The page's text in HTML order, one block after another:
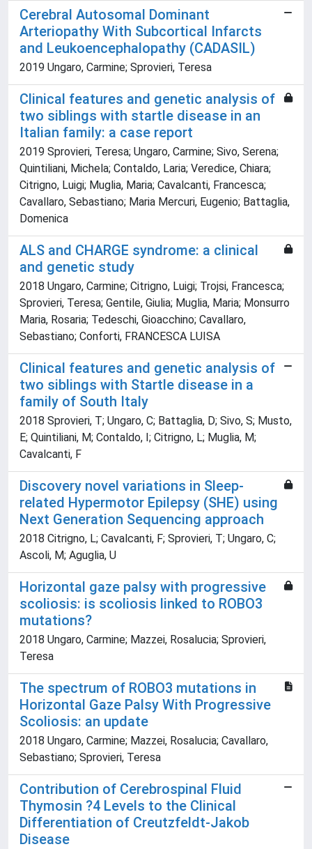
Cerebral Autosomal Dominant
Arteriopathy With Subcortical Infarcts
and Leukoencephalopathy (CADASIL)
2019 Ungaro, Carmine; Sprovieri, Teresa
Clinical features and genetic analysis of
two siblings with startle disease in an
Italian family: a case report
2019 Sprovieri, Teresa; Ungaro, Carmine; Sivo, Serena;
Quintiliani, Michela; Contaldo, Laria; Veredice, Chiara;
Citrigno, Luigi; Muglia, Maria; Cavalcanti, Francesca;
Cavallaro, Sebastiano; Maria Mercuri, Eugenio; Battaglia,
Domenica
ALS and CHARGE syndrome: a clinical
and genetic study
2018 Ungaro, Carmine; Citrigno, Luigi; Trojsi, Francesca;
Sprovieri, Teresa; Gentile, Giulia; Muglia, Maria; Monsurro
Maria, Rosaria; Tedeschi, Gioacchino; Cavallaro,
Sebastiano; Conforti, FRANCESCA LUISA
Clinical features and genetic analysis of
two siblings with Startle disease in a
family of South Italy
2018 Sprovieri, T; Ungaro, C; Battaglia, D; Sivo, S; Musto,
E; Quintiliani, M; Contaldo, I; Citrigno, L; Muglia, M;
Cavalcanti, F
Discovery novel variations in Sleep-
related Hypermotor Epilepsy (SHE) using
Next Generation Sequencing approach
2018 Citrigno, L; Cavalcanti, F; Sprovieri, T; Ungaro, C;
Ascoli, M; Aguglia, U
Horizontal gaze palsy with progressive
scoliosis: is scoliosis linked to ROBO3
mutations?
2018 Ungaro, Carmine; Mazzei, Rosalucia; Sprovieri,
Teresa
The spectrum of ROBO3 mutations in
Horizontal Gaze Palsy With Progressive
Scoliosis: an update
2018 Ungaro, Carmine; Mazzei, Rosalucia; Cavallaro,
Sebastiano; Sprovieri, Teresa
Contribution of Cerebrospinal Fluid
Thymosin ?4 Levels to the Clinical
Differentiation of Creutzfeldt-Jakob
Disease